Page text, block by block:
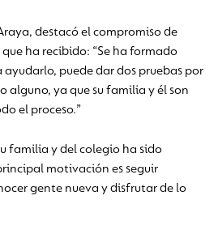
destacó el compromiso de
ha recibido: “Se ha formado
puede dar dos pruebas por
alguno, ya que su familia y él son
el proceso.”
familia y del colegio ha sido
motivación es seguir
gente nueva y disfrutar de lo